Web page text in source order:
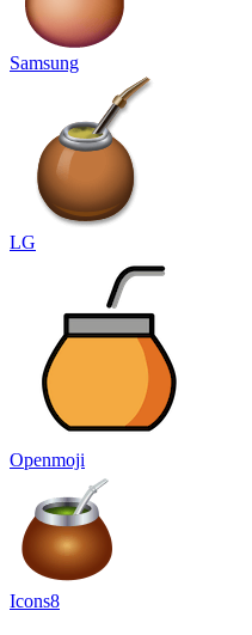
Samsung
LG
Openmoji
Icons8